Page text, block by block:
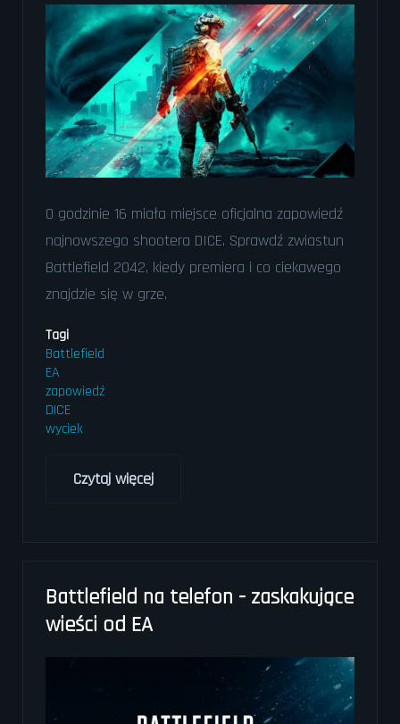
Hub
i
co
wprowadzi
do
gry?
O godzinie 16 miała miejsce oficjalna zapowiedź
najnowszego shootera DICE. Sprawdź zwiastun
Battlefield 2042, kiedy premiera i co ciekawego
znajdzie się w grze.
Tagi
Battlefield
EA
zapowiedź
DICE
wyciek
Czytaj więcej
informacje
Battlefield na telefon - zaskakujące
wieści od EA